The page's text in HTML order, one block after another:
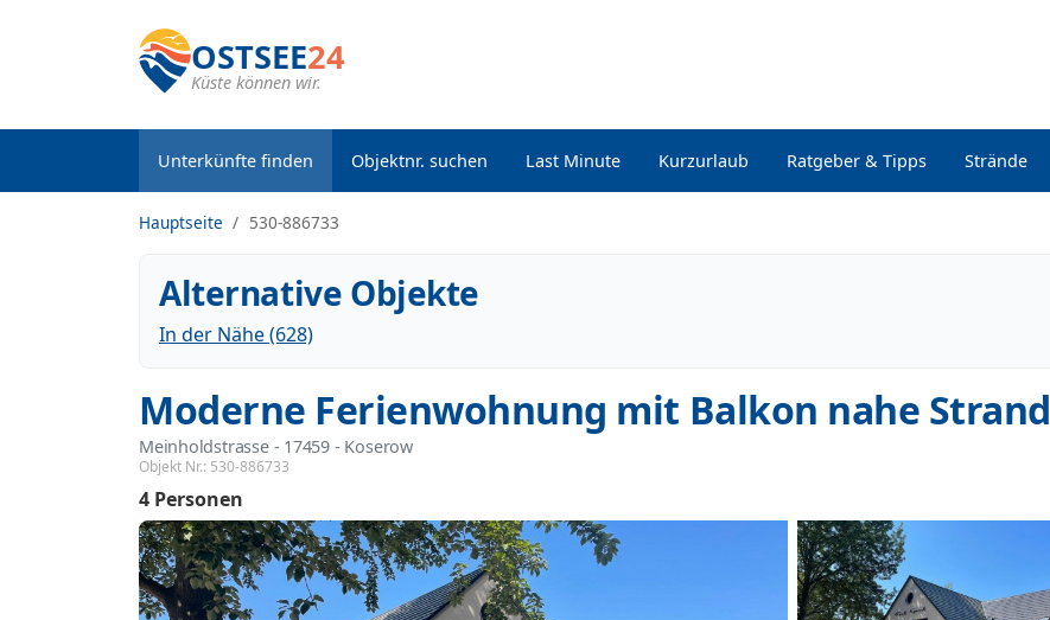
OSTSEE24
Küste können wir.
Unterkünfte finden Objektnr. suchen Last Minute Kurzurlaub Ratgeber & Tipps Strände
Hauptseite 530-886733
Alternative Objekte
In der Nähe (628)
Moderne Ferienwohnung mit Balkon nahe Strand
Meinholdstrasse - 17459 - Koserow
Objekt Nr.: 530-886733
4 Personen